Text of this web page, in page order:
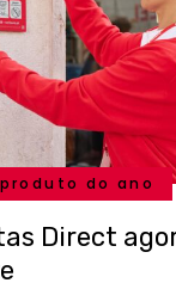
do ano
Direct